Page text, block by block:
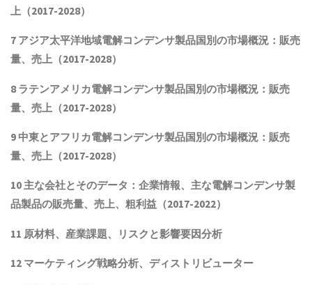
上（2017-2028）
7 アジア太平洋地域電解コンデンサ製品国別の市場概況：販売
量、売上（2017-2028）
8 ラテンアメリカ電解コンデンサ製品国別の市場概況：販売
量、売上（2017-2028）
9 中東とアフリカ電解コンデンサ製品国別の市場概況：販売
量、売上（2017-2028）
10 主な会社とそのデータ ：企業情報、主な電解コンデンサ製
品製品の販売量、売上、粗利益（2017-2022）
11 原材料、産業課題、リスクと影響要因分析
12 マーケティング戦略分析、ディストリビューター